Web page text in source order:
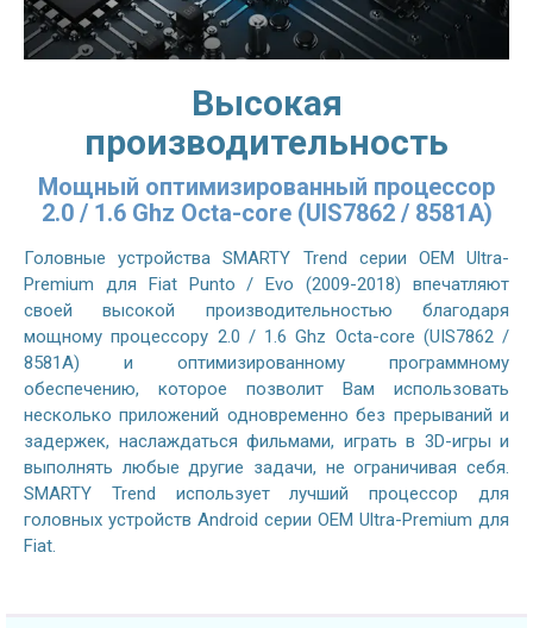
Высокая
производительность
Мощный оптимизированный процессор
2.0 / 1.6 Ghz Octa-core (UIS7862 / 8581A)
Головные устройства SMARTY Trend серии OEM Ultra-
Premium для Fiat Punto / Evo (2009-2018) впечатляют
своей высокой производительностью благодаря
мощному процессору 2.0 / 1.6 Ghz Octa-core (UIS7862 /
8581A) и оптимизированному программному
обеспечению, которое позволит Вам использовать
несколько приложений одновременно без прерываний и
задержек, наслаждаться фильмами, играть в 3D-игры и
выполнять любые другие задачи, не ограничивая себя.
SMARTY Trend использует лучший процессор для
головных устройств Android серии OEM Ultra-Premium для
Fiat.